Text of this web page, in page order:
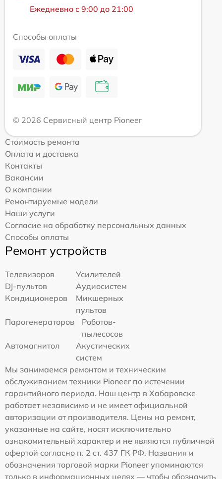
Ежедневно с 9:00 до 21:00
Способы оплаты
© 2026 Сервисный центр Pioneer
Стоимость ремонта
Оплата и доставка
Контакты
Вакансии
О компании
Ремонтируемые модели
Наши услуги
Согласие на обработку персональных данных
Способы оплаты
Ремонт устройств
Телевизоров
Усилителей
DJ-пультов
Аудиосистем
Кондиционеров
Микшерных
пультов
Парогенераторов
Роботов-
пылесосов
Автомагнитол
Акустических
систем
Мы занимаемся ремонтом и техническим
обслуживанием техники Pioneer по истечении
гарантийного периода. Наш центр в Хабаровске
работает независимо и не имеет официальной
авторизации от производителя. Цены на ремонт,
указанные на сайте, носят исключительно
ознакомительный характер и не являются публичной
офертой согласно п. 2 ст. 437 ГК РФ. Названия и
обозначения торговой марки Pioneer упоминаются
только в информационных целях — чтобы обозначить